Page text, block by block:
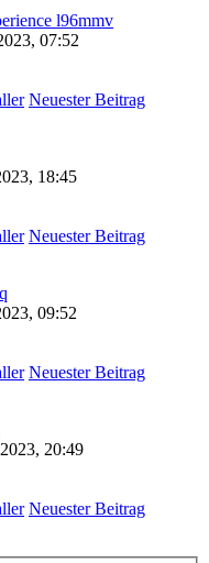
l96mmv
07:52
Neuester Beitrag
18:45
Neuester Beitrag
09:52
Neuester Beitrag
20:49
Neuester Beitrag